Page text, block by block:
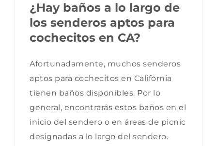
¿Hay baños a lo largo de
los senderos aptos para
cochecitos en CA?
Afortunadamente, muchos senderos
aptos para cochecitos en California
tienen baños disponibles. Por lo
general, encontrarás estos baños en el
inicio del sendero o en áreas de picnic
designadas a lo largo del sendero.